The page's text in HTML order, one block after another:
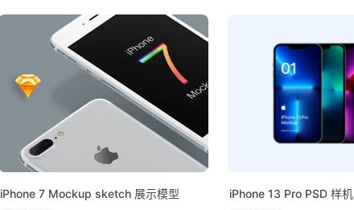
iPhone 7 Mockup sketch 展示模型
iPhone 13 Pro PSD 样机